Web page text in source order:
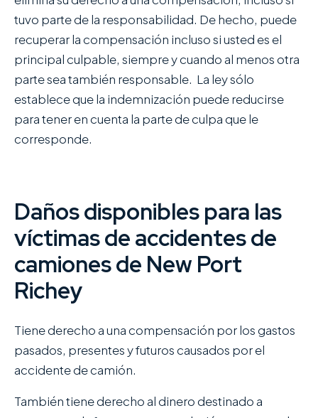
tuvo parte de la responsabilidad. De hecho, puede
recuperar la compensación incluso si usted es el
principal culpable, siempre y cuando al menos otra
parte sea también responsable. La ley sólo
establece que la indemnización puede reducirse
para tener en cuenta la parte de culpa que le
corresponde.
Daños disponibles para las
víctimas de accidentes de
camiones de New Port
Richey
Tiene derecho a una compensación por los gastos
pasados, presentes y futuros causados por el
accidente de camión.
También tiene derecho al dinero destinado a